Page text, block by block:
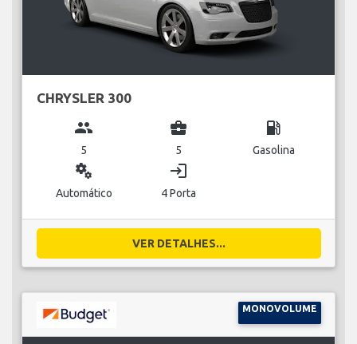
CHRYSLER 300
group
5
business_center
5
local_gas_station
Gasolina
miscellaneous_services
Automático
login
4 Porta
VER DETALHES...
MONOVOLUME